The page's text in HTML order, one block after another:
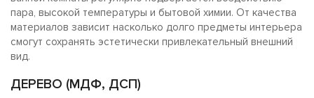
пара, высокой температуры и бытовой химии. От качества
материалов зависит насколько долго предметы интерьера
смогут сохранять эстетически привлекательный внешний
вид.
ДЕРЕВО (МДФ, ДСП)